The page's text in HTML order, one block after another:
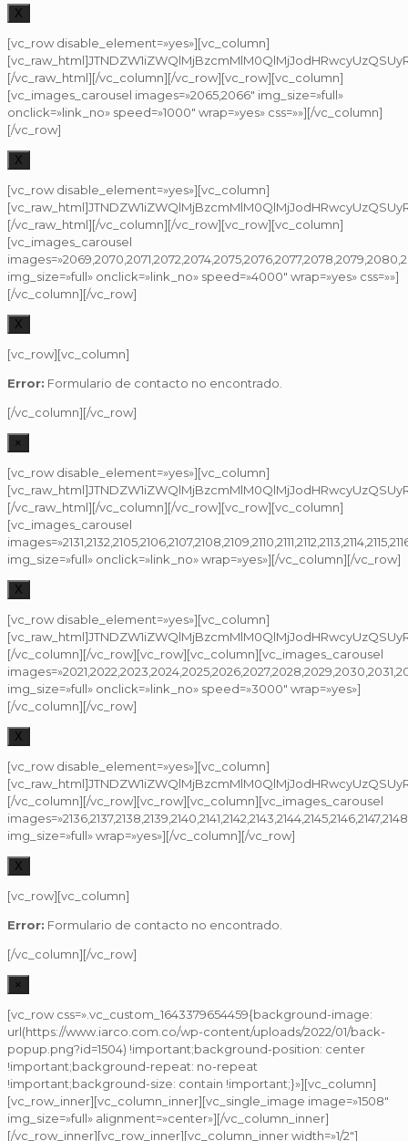
X
[vc_row disable_element=»yes»][vc_column]
[/vc_raw_html][/vc_column][/vc_row][vc_row][vc_column]
[vc_images_carousel images=»2065,2066″ img_size=»full»
onclick=»link_no» speed=»1000″ wrap=»yes» css=»»][/vc_column]
[/vc_row]
X
[vc_row disable_element=»yes»][vc_column]
[/vc_raw_html][/vc_column][/vc_row][vc_row][vc_column]
[vc_images_carousel
img_size=»full» onclick=»link_no» speed=»4000″ wrap=»yes» css=»»]
[/vc_column][/vc_row]
X
[vc_row][vc_column]
Error: Formulario de contacto no encontrado.
[/vc_column][/vc_row]
×
[vc_row disable_element=»yes»][vc_column]
[/vc_raw_html][/vc_column][/vc_row][vc_row][vc_column]
[vc_images_carousel
img_size=»full» onclick=»link_no» wrap=»yes»][/vc_column][/vc_row]
X
[vc_row disable_element=»yes»][vc_column]
[/vc_column][/vc_row][vc_row][vc_column][vc_images_carousel
img_size=»full» onclick=»link_no» speed=»3000″ wrap=»yes»]
[/vc_column][/vc_row]
X
[vc_row disable_element=»yes»][vc_column]
[/vc_column][/vc_row][vc_row][vc_column][vc_images_carousel
img_size=»full» wrap=»yes»][/vc_column][/vc_row]
X
[vc_row][vc_column]
Error: Formulario de contacto no encontrado.
[/vc_column][/vc_row]
×
[vc_row css=».vc_custom_1643379654459{background-image:
url(https://www.iarco.com.co/wp-content/uploads/2022/01/back-
popup.png?id=1504) !important;background-position: center
!important;background-repeat: no-repeat
!important;background-size: contain !important;}»][vc_column]
[vc_row_inner][vc_column_inner][vc_single_image image=»1508″
img_size=»full» alignment=»center»][/vc_column_inner]
[/vc_row_inner][vc_row_inner][vc_column_inner width=»1/2″]